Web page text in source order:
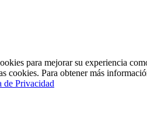
para mejorar su experiencia
cookies. Para obtener más
de Privacidad